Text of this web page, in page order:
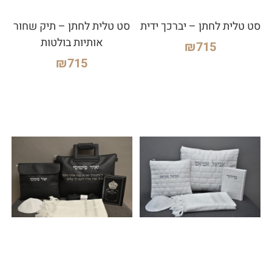
סט טלית לחתן – יברכך ידית
₪715
סט טלית לחתן – תיק שחור
אותיות בולטות
₪715